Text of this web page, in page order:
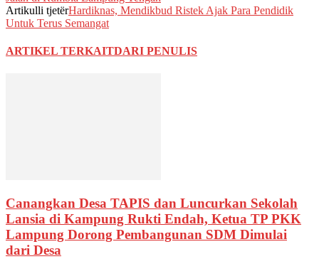
Artikulli tjetërHardiknas, Mendikbud Ristek Ajak Para Pendidik
Untuk Terus Semangat
ARTIKEL TERKAITDARI PENULIS
Canangkan Desa TAPIS dan Luncurkan Sekolah
Lansia di Kampung Rukti Endah, Ketua TP PKK
Lampung Dorong Pembangunan SDM Dimulai
dari Desa